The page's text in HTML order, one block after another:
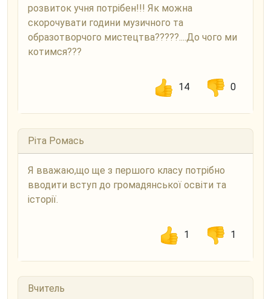
розвиток учня потрібен!!! Як можна
скорочувати години музичного та
образотворчого мистецтва?????....До чого ми
котимся???
14 0
Ріта Ромась
Я вважаю,що ще з першого класу потрібно
вводити вступ до громадянської освіти та
історії.
1 1
Вчитель